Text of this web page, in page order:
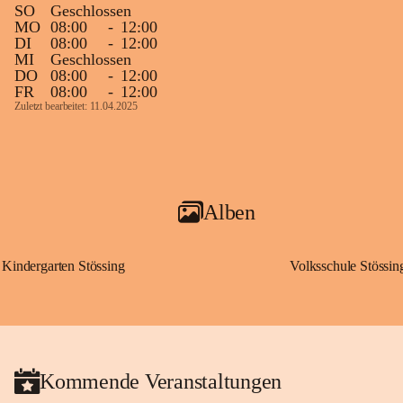
SO
Geschlossen
MO 08:00 - 12:00
DI
08:00 - 12:00
MI
Geschlossen
DO
08:00 - 12:00
FR
08:00 - 12:00
Zuletzt bearbeitet: 11.04.2025
Alben
Kindergarten Stössing Volksschule
Kommende Veranstaltungen